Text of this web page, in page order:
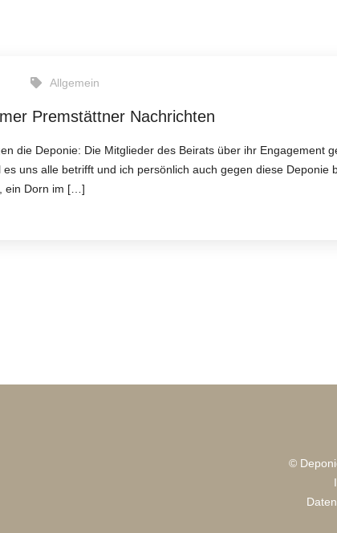
Allgemein
Premstättner Nachrichten
die Deponie: Die Mitglieder des Beirats über ihr Engagement
es uns alle betrifft und ich persönlich auch gegen diese
ein Dorn im […]
©